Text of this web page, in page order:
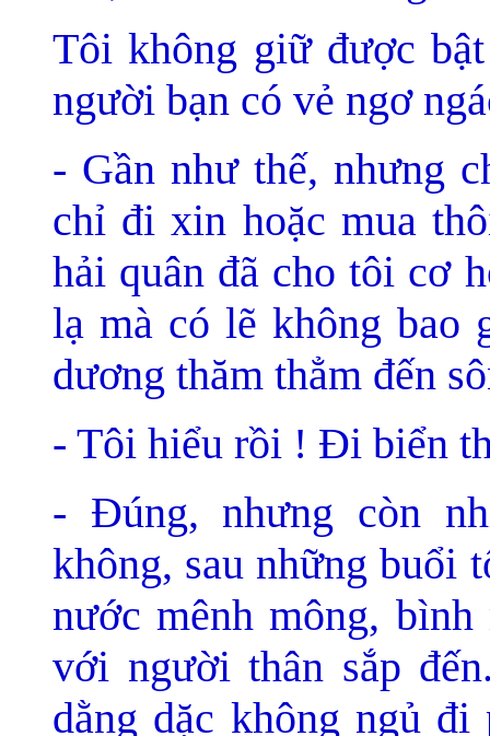
Tôi không giữ được
người bạn có vẻ ngơ
- Gần như thế, nhưng
chỉ đi xin hoặc mua
hải quân đã cho tôi cơ
lạ mà có lẽ không bao
dương thăm thẳm đến
- Tôi hiểu rồi ! Ði biển
- Ðúng, nhưng còn
không, sau những buổi
nước mênh mông,
với người thân sắp
dằng dặc không ngủ